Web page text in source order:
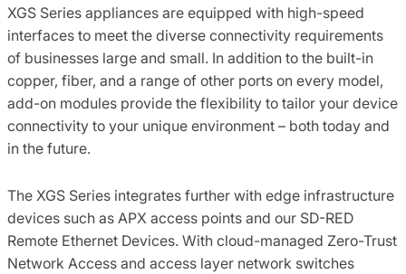
XGS Series appliances are equipped with high-speed
interfaces to meet the diverse connectivity requirements
of businesses large and small. In addition to the built-in
copper, fiber, and a range of other ports on every model,
add-on modules provide the flexibility to tailor your device
connectivity to your unique environment – both today and
in the future.
The XGS Series integrates further with edge infrastructure
devices such as APX access points and our SD-RED
Remote Ethernet Devices. With cloud-managed Zero-Trust
Network Access and access layer network switches